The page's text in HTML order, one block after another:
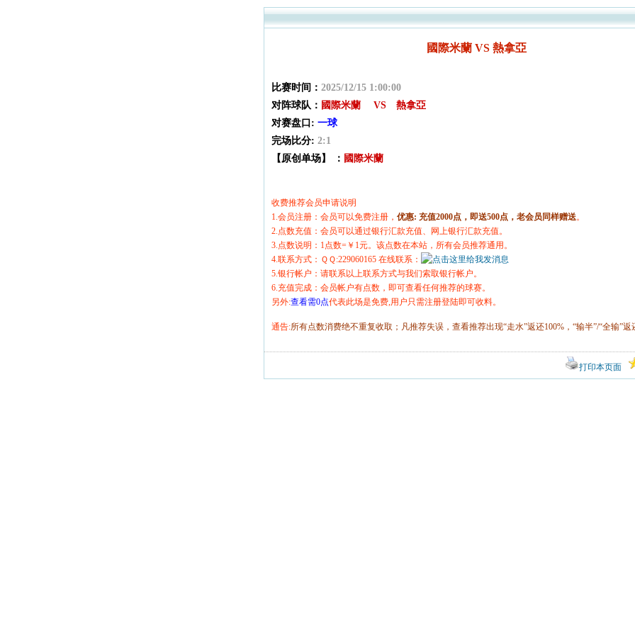
國際米蘭 VS 熱拿亞
比赛时间： 2025/12/15 1:00:00
对阵球队： 國際米蘭 VS 熱拿亞
对赛盘口: 一球
完场比分: 2:1
【原创单场】 ： 國際米蘭
收费推荐会员申请说明
1.会员注册：会员可以免费注册， 优惠: 充值2000点，即送500点，老会员同样赠送。
2.点数充值：会员可以通过银行汇款充值、网上银行汇款充值。
3.点数说明：1点数=￥1元。该点数在本站，所有会员推荐通用。
4.联系方式：ＱＱ:229060165 在线联系：
5.银行帐户：请联系以上联系方式与我们索取银行帐户。
6.充值完成：会员帐户有点数，即可查看任何推荐的球赛。
另外:查看需0点代表此场是免费,用户只需注册登陆即可收料。
通告:所有点数消费绝不重复收取；凡推荐失误，查看推荐出现“走水”返还100%，“输半”/“全输”返
打印本页面